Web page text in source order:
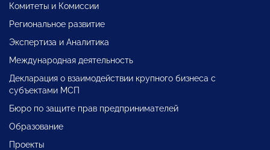
Комитеты и Комиссии
Региональное развитие
Экспертиза и Аналитика
Международная деятельность
Декларация о взаимодействии крупного бизнеса с
субъектами МСП
Бюро по защите прав предпринимателей
Образование
Проекты